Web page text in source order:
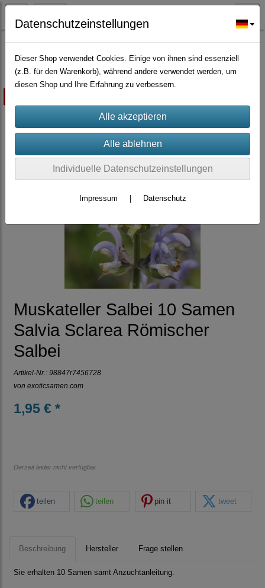
Würzpflanzen/Nutzpflanzen/Gründünger
Muskateller Salbei 10 Samen
Salvia Sclarea Römischer
Salbei
Artikel-Nr.: 98847r7456728
von exoticsamen.com
1,95 € *
Derzeit leider nicht verfügbar
teilen teilen pin it tweet
Beschreibung Hersteller Frage stellen
Sie erhalten 10 Samen samt Anzuchtanleitung.
Datenschutzeinstellungen
Dieser Shop verwendet Cookies. Einige von ihnen sind essenziell
(z.B. für den Warenkorb), während andere verwendet werden, um
diesen Shop und Ihre Erfahrung zu verbessern.
Individuelle Datenschutzeinstellungen
Impressum Datenschutz